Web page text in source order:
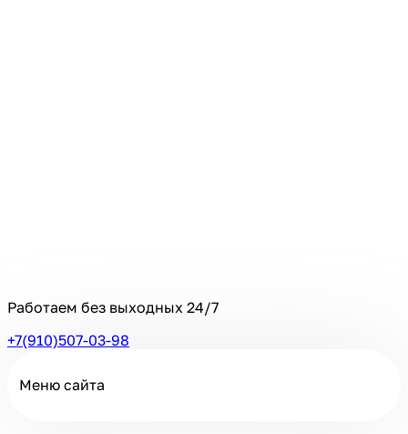
Работаем без выходных 24/7
+7(910)507-03-98
Меню сайта